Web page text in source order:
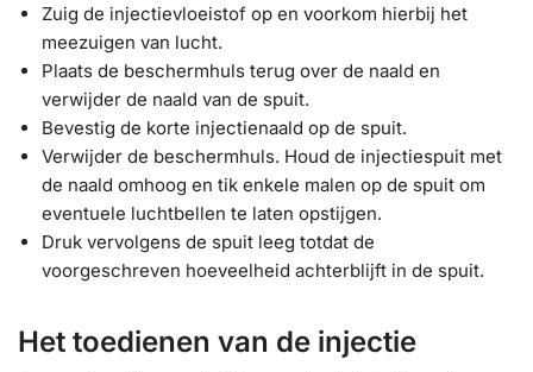
Zuig de injectievloeistof op en voorkom hierbij het
meezuigen van lucht.
Plaats de beschermhuls terug over de naald en
verwijder de naald van de spuit.
Bevestig de korte injectienaald op de spuit.
Verwijder de beschermhuls. Houd de injectiespuit met
de naald omhoog en tik enkele malen op de spuit om
eventuele luchtbellen te laten opstijgen.
Druk vervolgens de spuit leeg totdat de
voorgeschreven hoeveelheid achterblijft in de spuit.
Het toedienen van de injectie